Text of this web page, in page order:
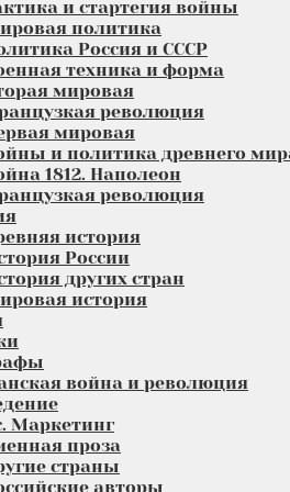
и стартегия войны
политика
Россия и СССР
техника и форма
мировая
революция
мировая
и политика древнего
1812. Наполеон
революция
история
России
других стран
история
война и революция
Маркетинг
проза
страны
авторы